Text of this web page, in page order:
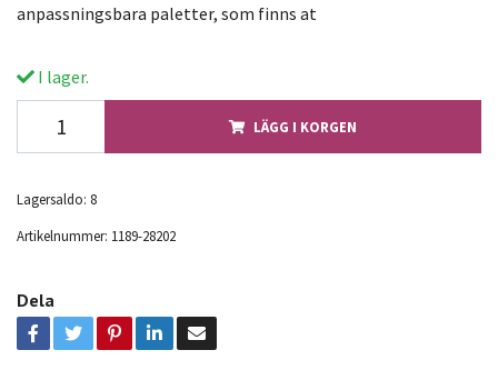
anpassningsbara paletter, som finns at
I lager.
LÄGG I KORGEN
Lagersaldo: 8
Artikelnummer: 1189-28202
Dela